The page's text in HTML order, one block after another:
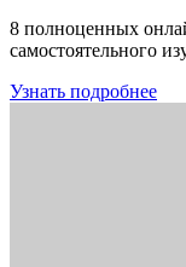
8 полноценных
самостоятельного
Узнать подробнее